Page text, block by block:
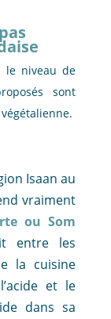
le niveau de
sont
Isaan au
vraiment
ou Som
entre les
la cuisine
et le
dans sa